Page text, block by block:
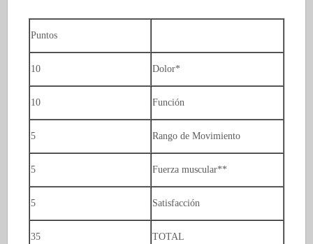
Puntos
10 Dolor*
10 Función
5 Rango de Movimiento
5 Fuerza muscular**
5 Satisfacción
35 TOTAL